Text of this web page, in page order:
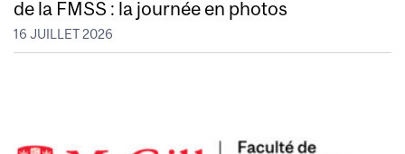
de la FMSS : la journée en photos
16 JUILLET 2026